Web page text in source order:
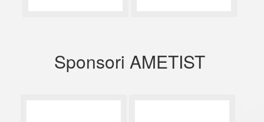
Sponsori AMETIST